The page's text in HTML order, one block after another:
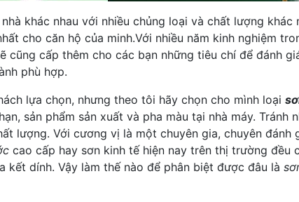
khác nhau với nhiều chủng loại và chất lượng khác
cho căn hộ của minh.Với nhiều năm kinh nghiệm
cũng cấp thêm cho các bạn những tiêu chí để đánh
phù hợp.
lựa chọn, nhưng theo tôi hãy chọn cho mình loại
sản phẩm sản xuất và pha màu tại nhà máy. Tránh
lượng. Với cương vị là một chuyên gia, chuyên đánh
cao cấp hay sơn kinh tế hiện nay trên thị trường đều
kết dính. Vậy làm thế nào để phân biệt được đâu là